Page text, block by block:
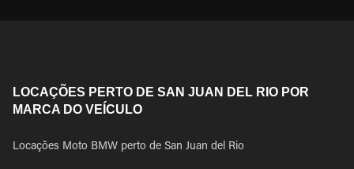
LOCAÇÕES PERTO DE SAN JUAN DEL RIO POR
MARCA DO VEÍCULO
Locações Moto BMW perto de San Juan del Rio